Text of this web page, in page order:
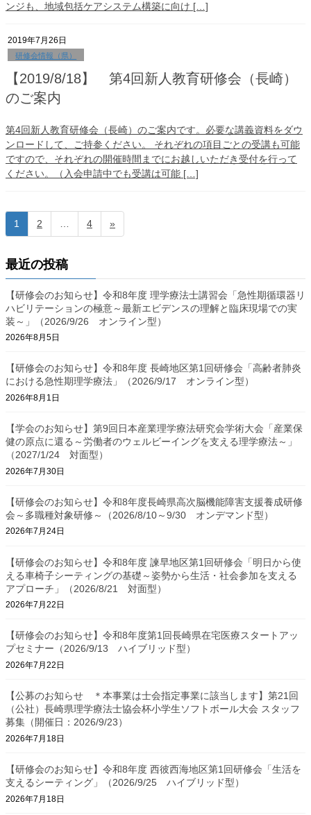
ンジも、地域包括ケアシステム構築に向け […]
2019年7月26日
研修会情報（県）
【2019/8/18】 第4回新人教育研修会（長崎）
のご案内
第4回新人教育研修会（長崎）のご案内です。必要な講義資料をダウ
ンロードして、ご持参ください。 それぞれの項目ごとの受講も可能
ですので、それぞれの開催時間までにお越しいただき受付を行って
ください。（入会申請中でも受講は可能 […]
投
の
ペ
ー
ジ
送
り
固
定
ー
1
固
定
ー
2
固
定
4 »
最近の投稿
【研修会のお知らせ】令和8年度 理学療法士講習会「急性期循環器リ
ハビリテーションの極意～最新エビデンスの理解と臨床現場での実
装～」（2026/9/26 オンライン型）
2026年8月5日
【研修会のお知らせ】令和8年度 長崎地区第1回研修会「高齢者肺炎
における急性期理学療法」（2026/9/17 オンライン型）
2026年8月1日
【学会のお知らせ】第9回日本産業理学療法研究会学術大会「産業保
健の原点に還る～労働者のウェルビーイングを支える理学療法～」
（2027/1/24 対面型）
2026年7月30日
【研修会のお知らせ】令和8年度長崎県高次脳機能障害支援養成研修
会～多職種対象研修～（2026/8/10～9/30 オンデマンド型）
2026年7月24日
【研修会のお知らせ】令和8年度 諫早地区第1回研修会「明日から使
える車椅子シーティングの基礎～姿勢から生活・社会参加を支える
アプローチ」（2026/8/21 対面型）
2026年7月22日
【研修会のお知らせ】令和8年度第1回長崎県在宅医療スタートアッ
プセミナー（2026/9/13 ハイブリッド型）
2026年7月22日
【公募のお知らせ ＊本事業は士会指定事業に該当します】第21回
（公社）長崎県理学療法士協会杯小学生ソフトボール大会 スタッフ
募集（開催日：2026/9/23）
2026年7月18日
【研修会のお知らせ】令和8年度 西彼西海地区第1回研修会「生活を
支えるシーティング」（2026/9/25 ハイブリッド型）
2026年7月18日